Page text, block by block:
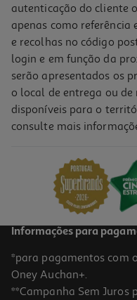
Tira Nódoas Dr Beckmann
autenticação do cliente
apenas como referência
e recolhas no código
login e em função da
serão apresentados os
o local de entrega ou de
disponíveis para o
consulte mais
Informações para
*para pagamentos com
Oney Auchan+.
**Campanha Sem Juros